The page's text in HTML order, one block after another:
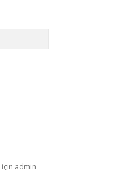
için admin